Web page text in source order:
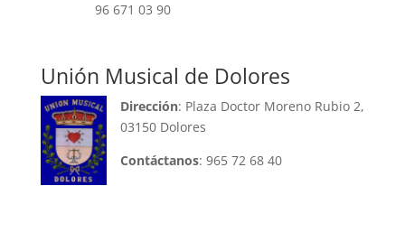
96 671 03 90
Unión Musical de Dolores
Dirección: Plaza Doctor Moreno Rubio 2,
03150 Dolores
Contáctanos: 965 72 68 40